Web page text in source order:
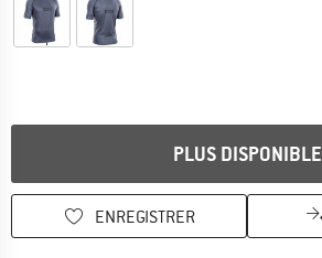
PLUS DISPONIBLE
ENREGISTRER